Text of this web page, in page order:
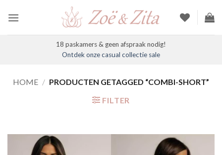
naar
18 paskamers & geen afspraak nodig!
Ontdek onze casual collectie sale
HOME / PRODUCTEN GETAGGED “COMBI-SHORT”
FILTER